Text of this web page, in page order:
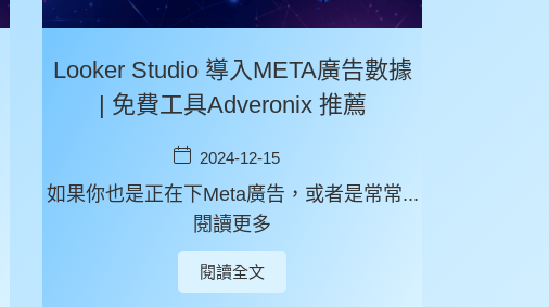
Looker Studio 導入META廣告數據
| 免費工具Adveronix 推薦
2024-12-15
如果你也是正在下Meta廣告，或者是常常...
閱讀更多
閱讀全文